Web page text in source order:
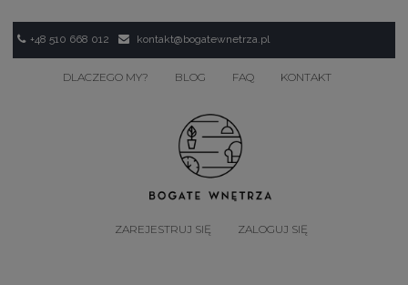
+48 510 668 012 kontakt@bogatewnetrza.pl
DLACZEGO MY? BLOG FAQ KONTAKT
ZAREJESTRUJ SIĘ ZALOGUJ SIĘ